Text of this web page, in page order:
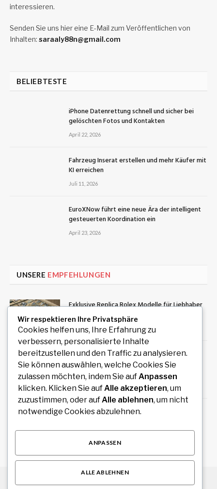
interessieren.
Senden Sie uns hier eine E-Mail zum Veröffentlichen von
Inhalten: saraaly88n@gmail.com
BELIEBTESTE
iPhone Datenrettung schnell und sicher bei
gelöschten Fotos und Kontakten
April 22, 2026
Fahrzeug Inserat erstellen und mehr Käufer mit
KI erreichen
Juli 11, 2026
EuroXNow führt eine neue Ära der intelligent
gesteuerten Koordination ein
April 23, 2026
UNSERE EMPFEHLUNGEN
Exklusive Replica Rolex Modelle für Liebhaber
hochwertiger Zeitmesser
August 10, 2026
Führungskräfte Coaching Wien: Persönliche
Entwicklung als Grundlage erfolgreicher
Führung
August 9, 2026
Wäschereibedarf kaufen für professionelle
Wir respektieren Ihre Privatsphäre
Cookies helfen uns, Ihre Erfahrung zu
verbessern, personalisierte Inhalte
bereitzustellen und den Traffic zu analysieren.
Sie können auswählen, welche Cookies Sie
zulassen möchten, indem Sie aufAnpassen
klicken. Klicken Sie aufAlle akzeptieren, um
zuzustimmen, oder aufAlle ablehnen, um nicht
notwendige Cookies abzulehnen.
ANPASSEN
ALLE ABLEHNEN